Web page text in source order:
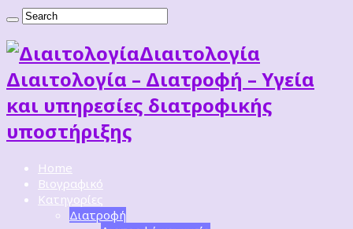
Διαιτoλογία
Διαιτολογία – Διατροφή – Υγεία
και υπηρεσίες διατροφικής
υποστήριξης
Home
Βιογραφικό
Κατηγορίες
Διατροφή